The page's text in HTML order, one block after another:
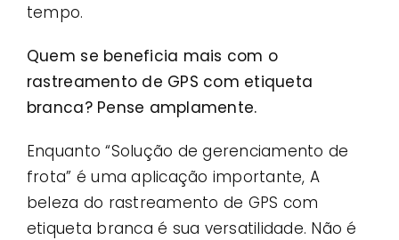
tempo.
Quem se beneficia mais com o
rastreamento de GPS com etiqueta
branca? Pense amplamente.
Enquanto “Solução de gerenciamento de
frota” é uma aplicação importante, A
beleza do rastreamento de GPS com
etiqueta branca é sua versatilidade. Não é